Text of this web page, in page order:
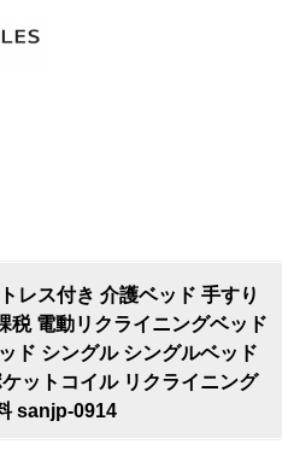
レス付き 介護ベッド 手すり
税 電動リクライニングベッド
ド シングル シングルベッド
ットコイル リクライニング
sanjp-0914